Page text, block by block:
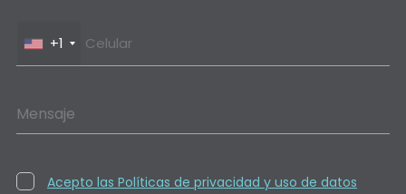
+1
Mensaje
Acepto las Políticas de privacidad y uso de datos